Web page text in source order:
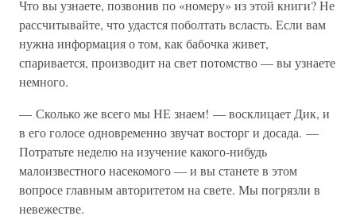
Что вы узнаете, позвонив по «номеру» из этой книги? Не
рассчитывайте, что удастся поболтать всласть. Если вам
нужна информация о том, как бабочка живет,
спаривается, производит на свет потомство — вы узнаете
немного.
— Сколько же всего мы НЕ знаем! — восклицает Дик, и
в его голосе одновременно звучат восторг и досада. —
Потратьте неделю на изучение какого-нибудь
малоизвестного насекомого — и вы станете в этом
вопросе главным авторитетом на свете. Мы погрязли в
невежестве.